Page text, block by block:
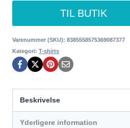
TIL BUTIK
Varenummer (SKU): 8385558575369087377
Kategori: T-shirts
Beskrivelse
Yderligere information